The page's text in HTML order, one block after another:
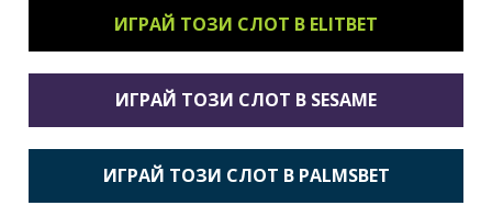
ИГРАЙ ТОЗИ СЛОТ В ELITBET
ИГРАЙ ТОЗИ СЛОТ В SESAME
ИГРАЙ ТОЗИ СЛОТ В PALMSBET